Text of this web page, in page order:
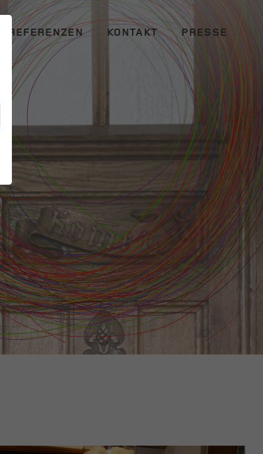
REFERENZEN KONTAKT PRESSE